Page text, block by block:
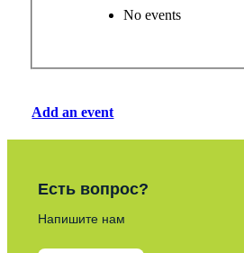
No events
Add an event
Есть вопрос?
Напишите нам